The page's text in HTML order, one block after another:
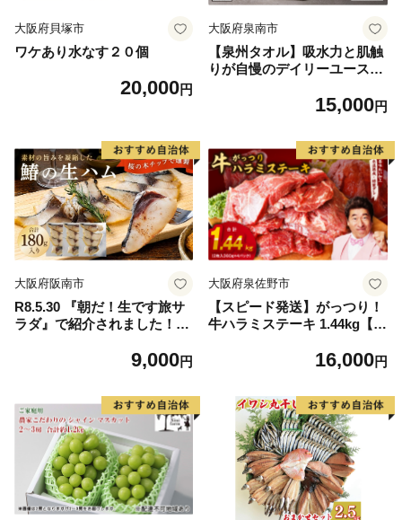
大阪府貝塚市
ワケあり水なす２０個
20,000円
大阪府泉南市
【泉州タオル】吸水力と肌触
りが自慢のデイリーユースバ
トグレー 4枚【配送不可地
15,000円
大阪府阪南市
R8.5.30 『朝だ！生です旅サ
ラダ』で紹介されました！朝
生ハム ×3パック（1パックあ
9,000円
大阪府泉佐野市
【スピード発送】がっつり！
牛ハラミステーキ 1.44kg【氷
g×4パック 牛肉 すてーき 焼
16,000円